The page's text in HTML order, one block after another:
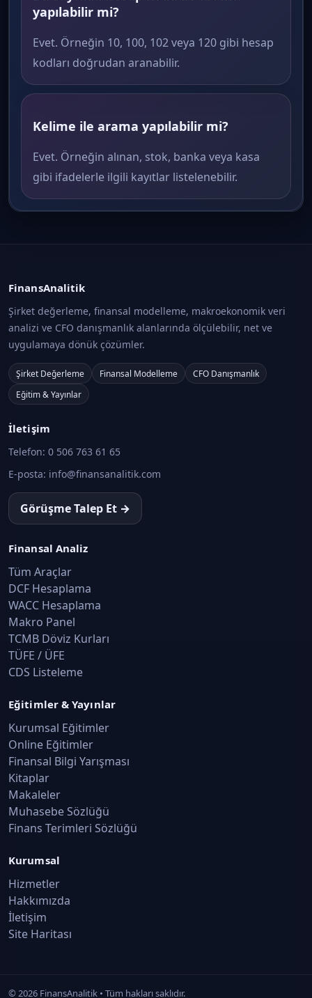
yapılabilir mi?
Evet. Örneğin 10, 100, 102 veya 120 gibi hesap
kodları doğrudan aranabilir.
Kelime ile arama yapılabilir mi?
Evet. Örneğin alınan, stok, banka veya kasa
gibi ifadelerle ilgili kayıtlar listelenebilir.
FinansAnalitik
Şirket değerleme, finansal modelleme, makroekonomik veri
analizi ve CFO danışmanlık alanlarında ölçülebilir, net ve
uygulamaya dönük çözümler.
Şirket Değerleme Finansal Modelleme
CFO Danışmanlık
Eğitim & Yayınlar
İletişim
Telefon: 0 506 763 61 65
E-posta: info@finansanalitik.com
Görüşme Talep Et →
Finansal Analiz
Tüm Araçlar
DCF Hesaplama
WACC Hesaplama
Makro Panel
TCMB Döviz Kurları
TÜFE / ÜFE
CDS Listeleme
Eğitimler & Yayınlar
Kurumsal Eğitimler
Online Eğitimler
Finansal Bilgi Yarışması
Kitaplar
Makaleler
Muhasebe Sözlüğü
Finans Terimleri Sözlüğü
Kurumsal
Hizmetler
Hakkımızda
İletişim
Site Haritası
© 2026 FinansAnalitik • Tüm hakları saklıdır.